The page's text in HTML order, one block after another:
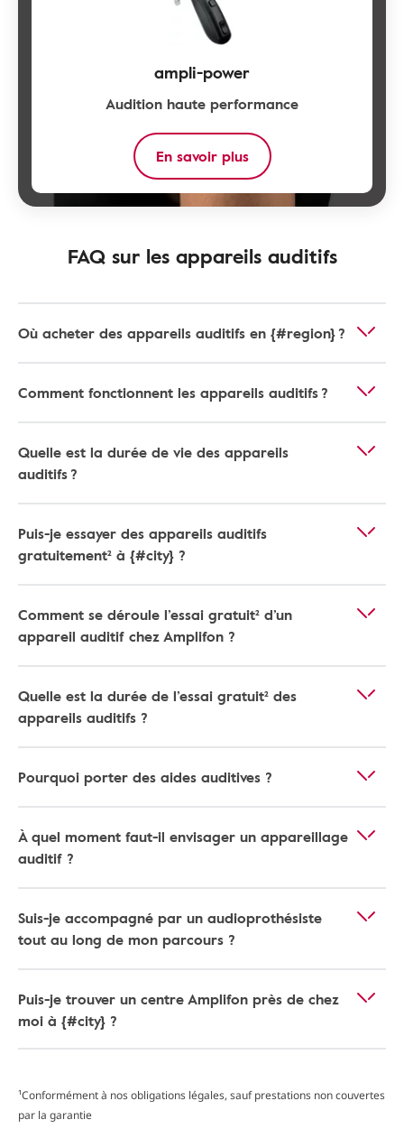
ampli-power
Audition haute performance
En savoir plus
FAQ sur les appareils auditifs
Où acheter des appareils auditifs en {#region} ?
Comment fonctionnent les appareils auditifs ?
Quelle est la durée de vie des appareils
auditifs ?
Puis-je essayer des appareils auditifs
gratuitement² à {#city} ?
Comment se déroule l’essai gratuit² d’un
appareil auditif chez Amplifon ?
Quelle est la durée de l’essai gratuit² des
appareils auditifs ?
Pourquoi porter des aides auditives ?
À quel moment faut-il envisager un appareillage
auditif ?
Suis-je accompagné par un audioprothésiste
tout au long de mon parcours ?
Puis-je trouver un centre Amplifon près de chez
moi à {#city} ?
¹Conformément à nos obligations légales, sauf prestations non couvertes
par la garantie